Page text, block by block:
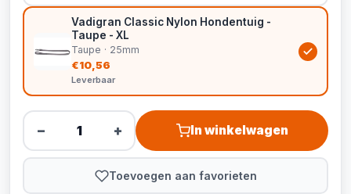
Vadigran Classic Nylon Hondentuig -
Taupe - XL
Taupe · 25mm
€10,56
Leverbaar
− + In winkelwagen
Toevoegen aan favorieten